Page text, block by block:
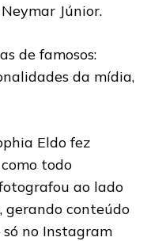
Júnior.
de famosos:
da mídia,
Eldo fez
todo
ao lado
gerando conteúdo
só no Instagram